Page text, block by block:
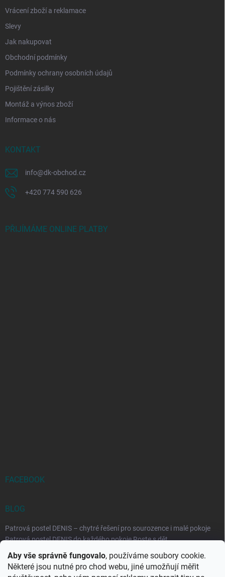
Aby vše správně fungovalo, používáme soubory cookie.
Některé jsou nutné pro chod webu, jiné umožňují měřit
Vrácení zboží a reklamace
Slevy
Jak nakupovat
Obchodní podmínky
Podmínky ochrany osobních údajů
Pojištění zásilky
Montáž a výnos zboží
Informace o nás
KONTAKT
info@dk-obchod.cz
+420 774 590 626
PŘIJÍMÁME ONLINE PLATBY
FACEBOOK
BLOG
Patrová postel DENIS – chytré řešení pro sourozence i malé pokoje
Patrová postel DENIS do každého pokoje Roste s dět...
Rozkládací postele RELAX – ideální řešení pro malé prostory i
každodenní spaní